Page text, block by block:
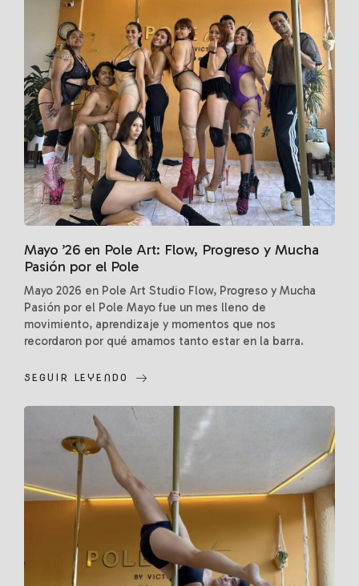
Mayo ’26 en Pole Art: Flow, Progreso y Mucha
Pasión por el Pole
Mayo 2026 en Pole Art Studio Flow, Progreso y Mucha
Pasión por el Pole Mayo fue un mes lleno de
movimiento, aprendizaje y momentos que nos
recordaron por qué amamos tanto estar en la barra.
SEGUIR LEYENDO